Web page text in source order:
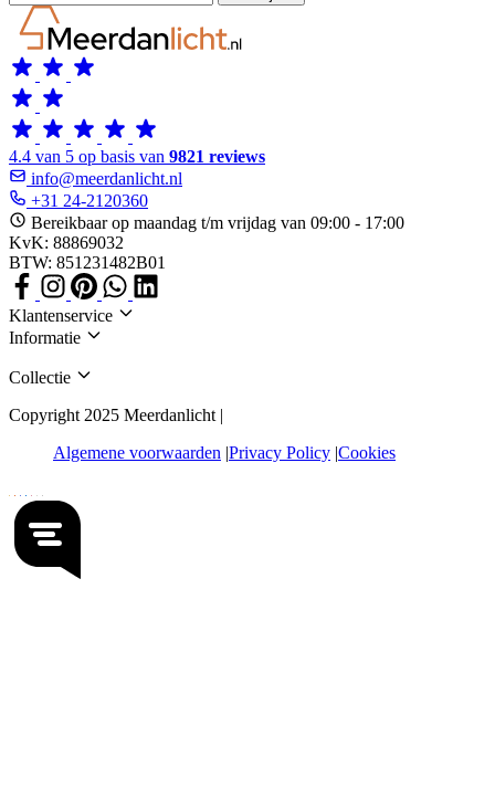
4.4 van 5 op basis van 9821 reviews
info@meerdanlicht.nl
+31 24-2120360
Bereikbaar op maandag t/m vrijdag van 09:00 - 17:00
KvK: 88869032
BTW: 851231482B01
Klantenservice
Informatie
Collectie
Copyright 2025 Meerdanlicht |
Algemene voorwaarden Privacy Policy Cookies